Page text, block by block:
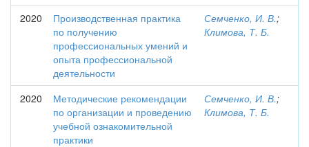
2020
Производственная практика
по получению
профессиональных умений и
опыта профессиональной
деятельности
Семченко, И. В.;
Климова, Т. Б.
2020
Методические рекомендации
по организации и проведению
учебной ознакомительной
практики
Семченко, И. В.;
Климова, Т. Б.